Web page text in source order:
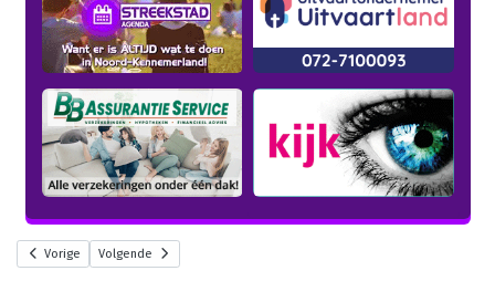
Vorige Volgende